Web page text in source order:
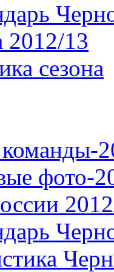
2012/13
сезона
фото-